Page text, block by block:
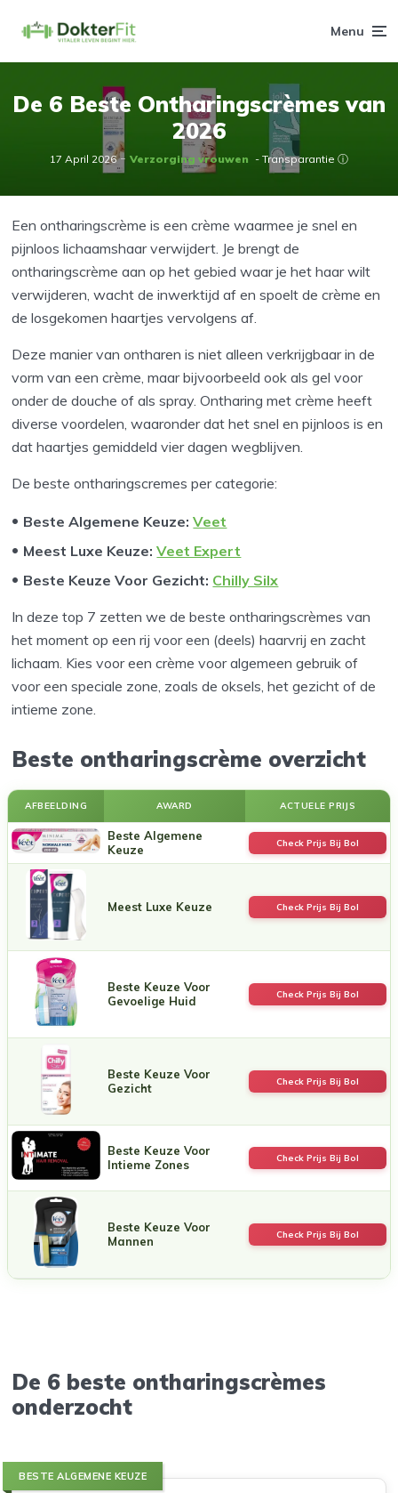
Menu
De 6 Beste Ontharingscrèmes van
2026
17 April 2026 Verzorging vrouwen - Transparantie ⓘ
Een ontharingscrème is een crème waarmee je snel en
pijnloos lichaamshaar verwijdert. Je brengt de
ontharingscrème aan op het gebied waar je het haar wilt
verwijderen, wacht de inwerktijd af en spoelt de crème en
de losgekomen haartjes vervolgens af.
Deze manier van ontharen is niet alleen verkrijgbaar in de
vorm van een crème, maar bijvoorbeeld ook als gel voor
onder de douche of als spray. Ontharing met crème heeft
diverse voordelen, waaronder dat het snel en pijnloos is en
dat haartjes gemiddeld vier dagen wegblijven.
De beste ontharingscremes per categorie:
Beste Algemene Keuze:Veet
Meest Luxe Keuze:Veet Expert
Beste Keuze Voor Gezicht: Chilly Silx
In deze top 7 zetten we de beste ontharingscrèmes van
het moment op een rij voor een (deels) haarvrij en zacht
lichaam. Kies voor een crème voor algemeen gebruik of
voor een speciale zone, zoals de oksels, het gezicht of de
intieme zone.
Beste ontharingscrème overzicht
AFBEELDING AWARD ACTUELE PRIJS
Beste Algemene
Keuze
Check Prijs Bij Bol
Meest Luxe Keuze Check Prijs Bij Bol
Beste Keuze Voor
Gevoelige Huid
Check Prijs Bij Bol
Beste Keuze Voor
Gezicht
Check Prijs Bij Bol
Beste Keuze Voor
Intieme Zones
Check Prijs Bij Bol
Beste Keuze Voor
Mannen
Check Prijs Bij Bol
De 6 beste ontharingscrèmes
onderzocht
BESTE ALGEMENE KEUZE